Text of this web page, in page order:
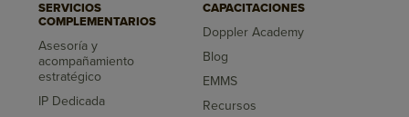
SERVICIOS
COMPLEMENTARIOS
Asesoría y
acompañamiento
estratégico
IP Dedicada
CAPACITACIONES
Doppler Academy
Blog
EMMS
Recursos